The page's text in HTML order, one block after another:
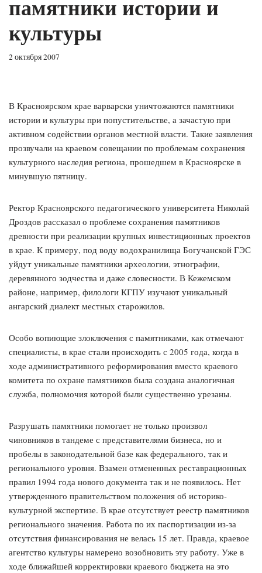
памятники истории и
культуры
2 октября 2007
В Красноярском крае варварски уничтожаются памятники
истории и культуры при попустительстве, а зачастую при
активном содействии органов местной власти. Такие заявления
прозвучали на краевом совещании по проблемам сохранения
культурного наследия региона, прошедшем в Красноярске в
минувшую пятницу.
Ректор Красноярского педагогического университета Николай
Дроздов рассказал о проблеме сохранения памятников
древности при реализации крупных инвестиционных проектов
в крае. К примеру, под воду водохранилища Богучанской ГЭС
уйдут уникальные памятники археологии, этнографии,
деревянного зодчества и даже словесности. В Кежемском
районе, например, филологи КГПУ изучают уникальный
ангарский диалект местных старожилов.
Особо вопиющие злоключения с памятниками, как отмечают
специалисты, в крае стали происходить с 2005 года, когда в
ходе административного реформирования вместо краевого
комитета по охране памятников была создана аналогичная
служба, полномочия которой были существенно урезаны.
Разрушать памятники помогает не только произвол
чиновников в тандеме с представителями бизнеса, но и
пробелы в законодательной базе как федерального, так и
регионального уровня. Взамен отмененных реставрационных
правил 1994 года нового документа так и не появилось. Нет
утвержденного правительством положения об историко-
культурной экспертизе. В крае отсутствует реестр памятников
регионального значения. Работа по их паспортизации из-за
отсутствия финансирования не велась 15 лет. Правда, краевое
агентство культуры намерено возобновить эту работу. Уже в
ходе ближайшей корректировки краевого бюджета на это